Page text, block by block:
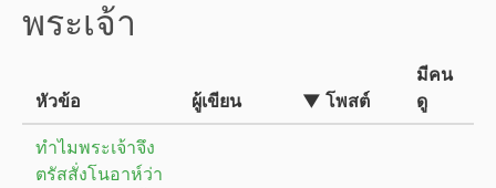
พระเจ้า
หัวข้อ ผู้เขียน ▼ โพสต์
มีคน
ดู
ทำไมพระเจ้าจึง
ตรัสสั่งโนอาห์ว่า